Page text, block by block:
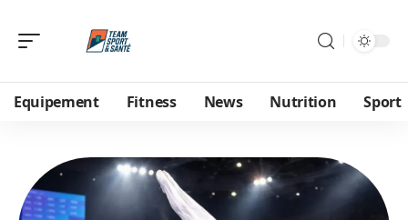
Equipement Fitness News Nutrition Sport